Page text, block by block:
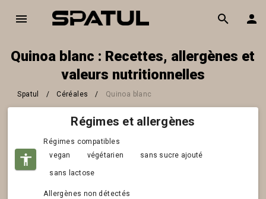
Quinoa blanc : Recettes, allergènes et
valeurs nutritionnelles
Spatul / Céréales / Quinoa blanc
Régimes et allergènes
Régimes compatibles
vegan
végétarien sans sucre ajouté
sans lactose
Allergènes non détectés